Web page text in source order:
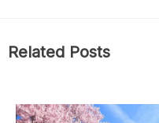
Related Posts